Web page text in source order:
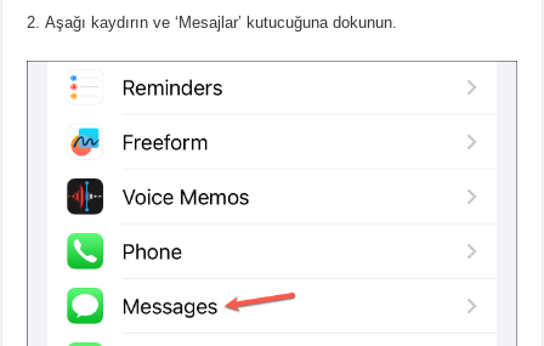
Aşağı kaydırın ve ‘Mesajlar’ kutucuğuna dokunun.